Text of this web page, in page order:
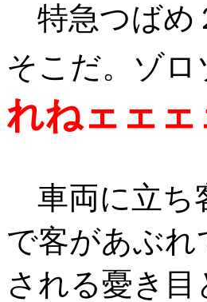
特急つばめ
そこだ。ゾ
れねェェ
車両に立ち
で客があぶ
される憂き